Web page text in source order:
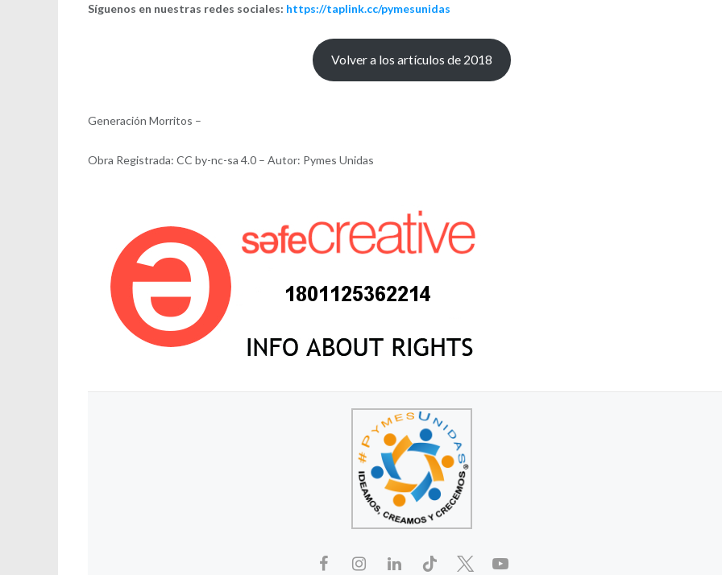
Síguenos en nuestras redes sociales: https://taplink.cc/pymesunidas
Volver a los artículos de 2018
Generación Morritos –
Obra Registrada: CC by-nc-sa 4.0 – Autor: Pymes Unidas